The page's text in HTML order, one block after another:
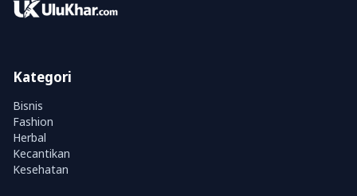
Kategori
Bisnis
Fashion
Herbal
Kecantikan
Kesehatan